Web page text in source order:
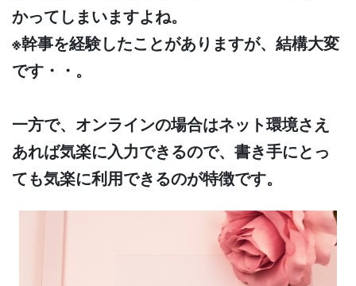
かってしまいますよね。
※幹事を経験したことがありますが、結構大変
です・・。
一方で、オンラインの場合はネット環境さえ
あれば気楽に入力できるので、書き手にとっ
ても気楽に利用できるのが特徴です。